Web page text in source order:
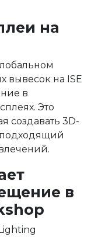
на
вывесок на ISE
в
Это
создавать 3D-
подходящий
в